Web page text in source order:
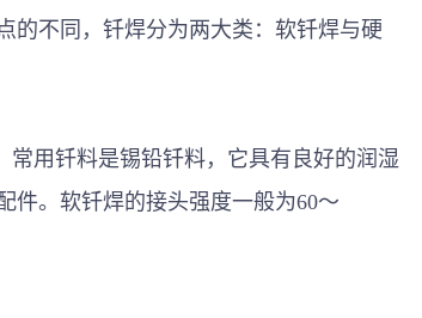
的不同，钎焊分为两大类：软钎焊与硬
用钎料是锡铅钎料，它具有良好的润湿
件。软钎焊的接头强度一般为60～